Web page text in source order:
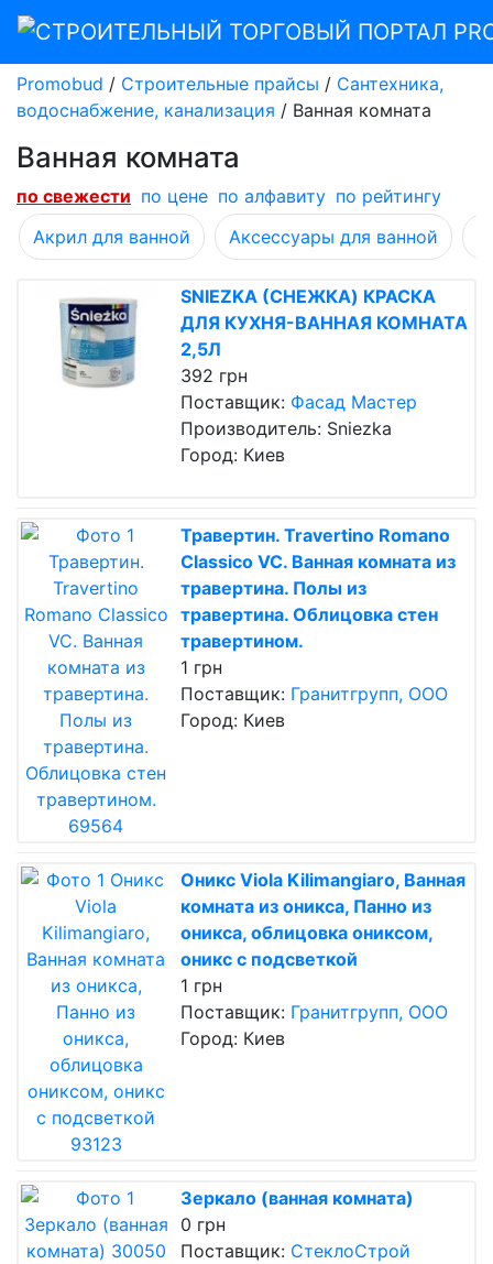
Promobud / Строительные прайсы / Сантехника,
водоснабжение, канализация / Ванная комната
Ванная комната
по cвежести по цене по алфавиту по рейтингу
Акрил для ванной
Аксессуары для ванной
SNIEZKA (СНЕЖКА) КРАСКА
ДЛЯ КУХНЯ-ВАННАЯ КОМНАТА
2,5Л
392 грн
Поставщик: Фасад Мастер
Производитель: Sniezka
Город: Киев
Травертин. Travertino Romano
Classico VC. Ванная комната из
травертина. Полы из
травертина. Облицовка стен
травертином.
1 грн
Поставщик: Гранитгрупп, ООО
Город: Киев
Оникс Viola Kilimangiaro, Ванная
комната из оникса, Панно из
оникса, облицовка ониксом,
оникс с подсветкой
1 грн
Поставщик: Гранитгрупп, ООО
Город: Киев
Зеркало (ванная комната)
0 грн
Поставщик: СтеклоСтрой